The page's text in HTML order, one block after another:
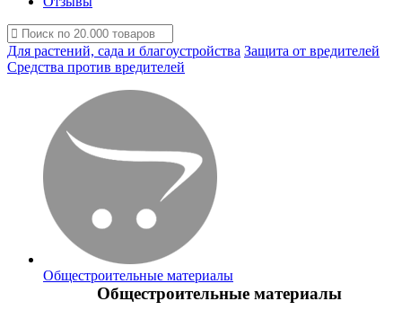
Для растений, сада и благоустройства Защита от вредителей
Средства против вредителей
Общестроительные материалы
Общестроительные материалы